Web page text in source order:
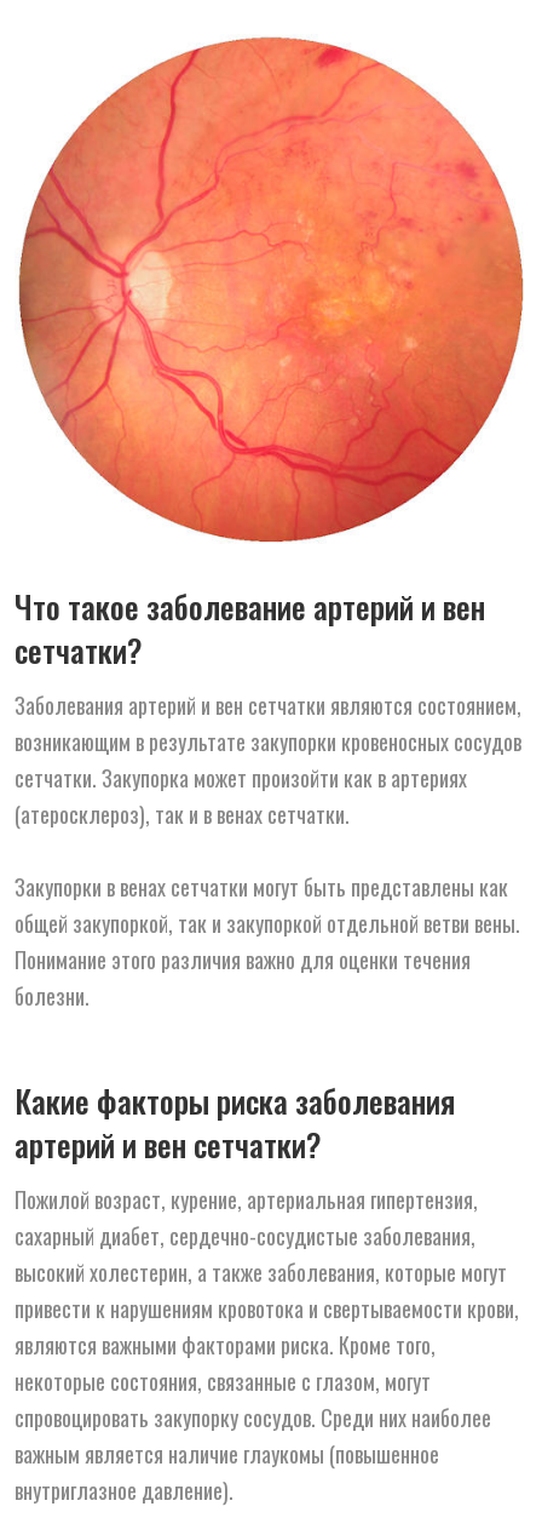
Что такое заболевание артерий и вен
сетчатки?
Заболевания артерий и вен сетчатки являются состоянием,
возникающим в результате закупорки кровеносных сосудов
сетчатки. Закупорка может произойти как в артериях
(атеросклероз), так и в венах сетчатки.
Закупорки в венах сетчатки могут быть представлены как
общей закупоркой, так и закупоркой отдельной ветви вены.
Понимание этого различия важно для оценки течения
болезни.
Какие факторы риска заболевания
артерий и вен сетчатки?
Пожилой возраст, курение, артериальная гипертензия,
сахарный диабет, сердечно-сосудистые заболевания,
высокий холестерин, а также заболевания, которые могут
привести к нарушениям кровотока и свертываемости крови,
являются важными факторами риска. Кроме того,
некоторые состояния, связанные с глазом, могут
спровоцировать закупорку сосудов. Среди них наиболее
важным является наличие глаукомы (повышенное
внутриглазное давление).